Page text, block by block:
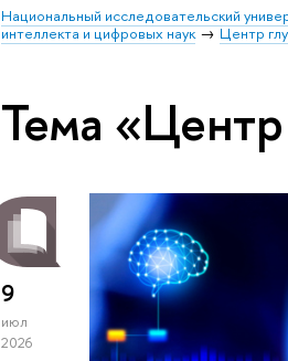
Национальный исследовательский
интеллекта и цифровых наук
Центр
Тема
9
июл
2026